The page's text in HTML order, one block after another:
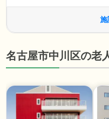
施
名古屋市中川区の老